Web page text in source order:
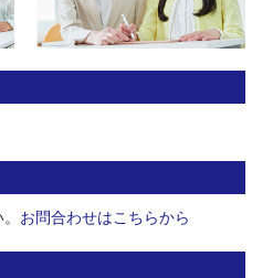
お問合わせはこちらから